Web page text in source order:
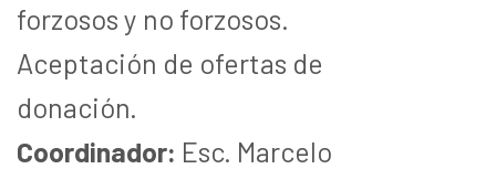
forzosos y no forzosos.
Aceptación de ofertas de
donación.
Coordinador: Esc. Marcelo